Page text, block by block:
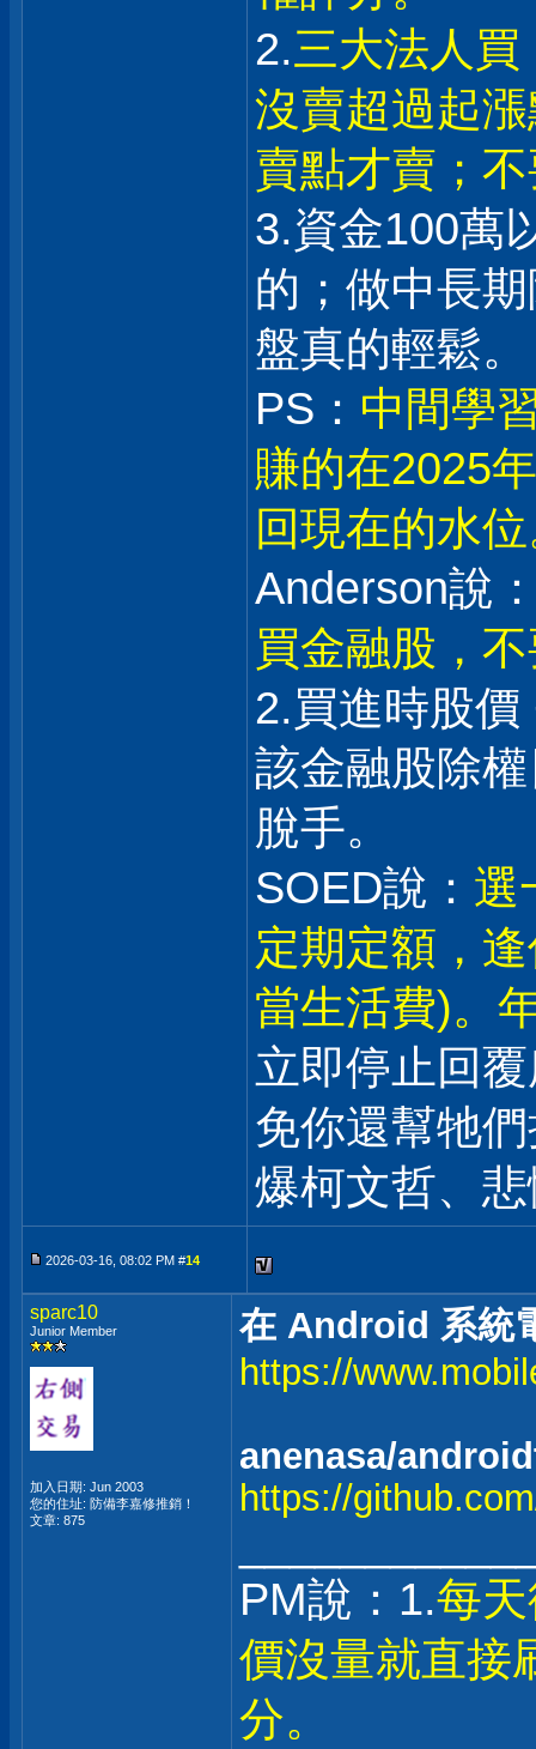
2.三大法人
沒賣超過起
賣點才賣；
3.資金100萬
的；做中長
盤真的輕鬆。
PS： 中間學
賺的在2025
回現在的水
Anderson說
買金融股，
2.買進時股
該金融股除
脫手。
SOED說： 選
定期定額，
當生活費)。
立即停止回
免你還幫牠
爆柯文哲、
2026-03-16, 08:02 PM #14
sparc10
Junior Member
加入日期: Jun 2003
您的住址: 防備李嘉修推銷！
文章: 875
在 Android 系統
https://
anenasa/
https://
PM說：1.每
價沒量就直接
分。